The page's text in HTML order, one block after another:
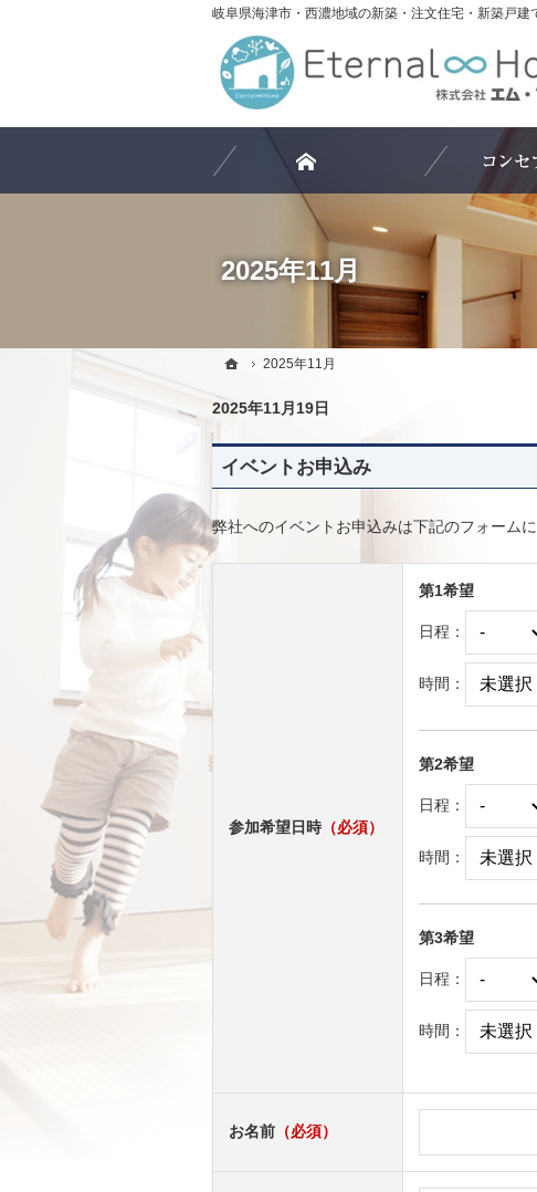
2025年11月
ホーム
2025年11月
2025年11月19日
イベントお申込み
弊社へのイベントお申込みは下記のフォームに
参加希望日時 （必須）
第1希望
日程：
時間：
...
第2希望
日程：
時間：
...
第3希望
日程：
時間：
お名前 （必須）
ホーム
2025年11月